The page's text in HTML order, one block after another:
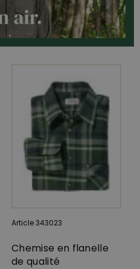
Article 343023
Chemise en flanelle
de qualité